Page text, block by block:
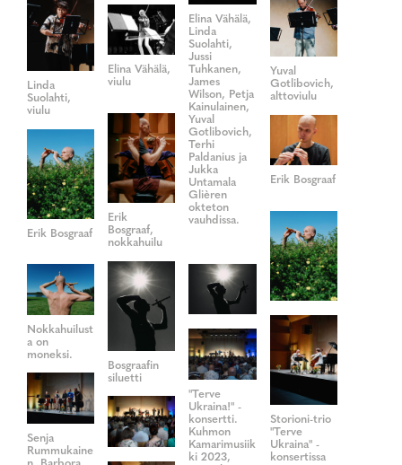
Elina Vähälä,
Linda
Suolahti,
Jussi
Tuhkanen,
James
Wilson, Petja
Kainulainen,
Yuval
Gotlibovich,
Terhi
Paldanius ja
Jukka
Untamala
Glièren
okteton
vauhdissa.
Yuval
Gotlibovich,
alttoviulu
Linda
Suolahti,
viulu
Elina Vähälä,
viulu
Erik
Bosgraaf,
nokkahuilu
Erik Bosgraaf
Erik Bosgraaf
Bosgraafin
siluetti
Nokkahuilust
a on
moneksi.
Storioni-trio
"Terve
Ukraina" -
konsertissa
"Terve
Ukraina!" -
konsertti.
Kuhmon
Kamarimusiik
ki 2023,
Senja
Rummukaine